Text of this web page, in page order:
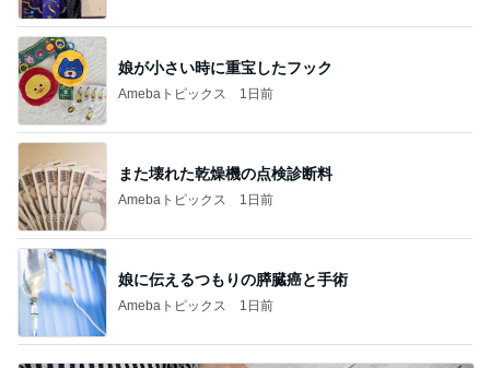
娘が小さい時に重宝したフック
Amebaトピックス 1日前
また壊れた乾燥機の点検診断料
Amebaトピックス 1日前
娘に伝えるつもりの膵臓癌と手術
Amebaトピックス 1日前